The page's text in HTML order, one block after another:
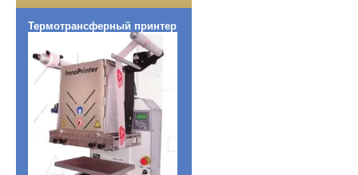
Термотрансферный принтер